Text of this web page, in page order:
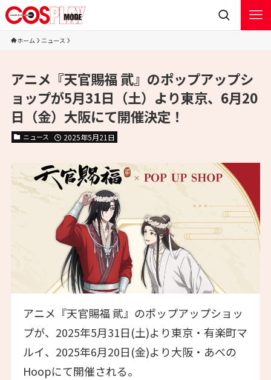
ホーム ニュース
アニメ『天官賜福 貮』のポップアップシ
ョップが5月31日（土）より東京、6月20
日（金）大阪にて開催決定！
ニュース 2025年5月21日
アニメ『天官賜福 貮』のポップアップショッ
プが、2025年5月31日(土)より東京・有楽町マ
ルイ、2025年6月20日(金)より大阪・あべの
Hoopにて開催される。